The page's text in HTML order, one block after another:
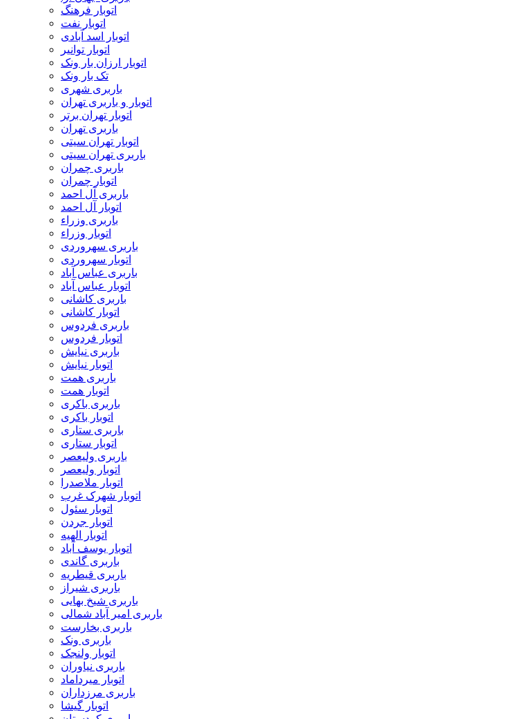
اتوبار فرهنگ
اتوبار نفت
اتوبار اسد آبادی
اتوبار توانیر
اتوبار ارزان بار ونک
تک بار ونک
باربری شهری
اتوبار و باربری تهران
اتوبار تهران برتر
باربری تهران
اتوبار تهران سیتی
باربری تهران سیتی
باربری چمران
اتوبار چمران
باربری آل احمد
اتوبار آل احمد
باربری وزراء
اتوبار وزراء
باربری سهروردی
اتوبار سهروردی
باربری عباس آباد
اتوبار عباس آباد
باربری کاشانی
اتوبار کاشانی
باربری فردوس
اتوبار فردوس
باربری نیایش
اتوبار نیایش
باربری همت
اتوبار همت
باربری باکری
اتوبار باکری
باربری ستاری
اتوبار ستاری
باربری ولیعصر
اتوبار ولیعصر
اتوبار ملاصدرا
اتوبار شهرک غرب
اتوبار سئول
اتوبار جردن
اتوبار الهیه
اتوبار یوسف آباد
باربری گاندی
باربری قیطریه
باربری شیراز
باربری شیخ بهایی
باربری امیر آباد شمالی
باربری بخارست
باربری ونک
اتوبار ولنجک
باربری نیاوران
اتوبار میرداماد
باربری مرزداران
اتوبار گیشا